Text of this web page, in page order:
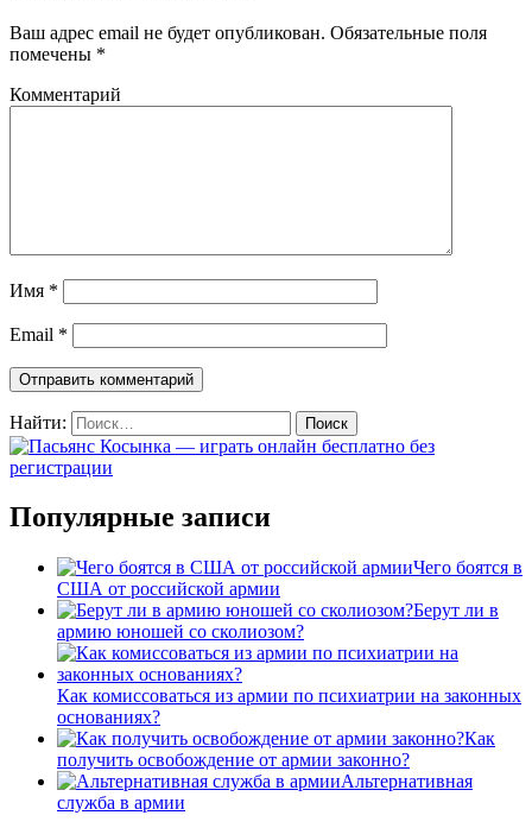
Ваш адрес email не будет опубликован. Обязательные поля
помечены *
Комментарий
Имя *
Email *
Найти:
Популярные записи
Чего боятся в
США от российской армии
Берут ли в
армию юношей со сколиозом?
Как комиссоваться из армии по психиатрии на законных
основаниях?
Как
получить освобождение от армии законно?
Альтернативная
служба в армии